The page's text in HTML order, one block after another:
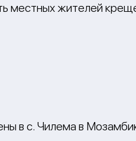
местных жителей
в с. Чилема в